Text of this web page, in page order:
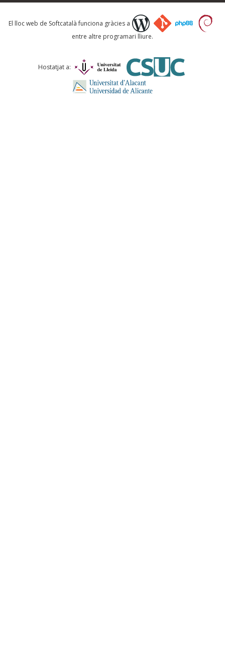
Què proposeu?
Comentari *
El lloc web de Softcatalà funciona gràcies a
entre altre programari lliure.
Hostatjat a: